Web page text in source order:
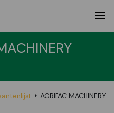
AGRIFAC MACHINERY